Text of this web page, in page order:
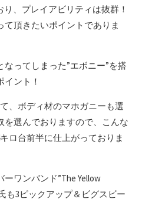
、プレイアビリティは抜群！
頂きたいポイントでありま
ってしまった”エボニー”を搭
ント！
、ボディ材のマホガニーも選
を選んでおりますので、こんな
ロ台前半に仕上がっておりま
ワンバンド”The Yellow
も3ピックアップ＆ビグスビー